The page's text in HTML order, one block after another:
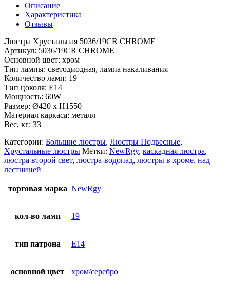
Описание
Характеристика
Отзывы
Люстра Хрустальная 5036/19CR CHROME
Артикул: 5036/19CR CHROME
Основной цвет: хром
Тип лампы: светодиодная, лампа накаливания
Количество ламп: 19
Тип цоколя: E14
Мощность: 60W
Размер: Ø420 x H1550
Материал каркаса: металл
Вес, кг: 33
Категории: Большие люстры, Люстры Подвесные,
Хрустальные люстры Метки: NewRgy, каскадная люстра,
люстра второй свет, люстра-водопад, люстры в хроме, над
лестницей
торговая марка NewRgy
кол-во ламп 19
тип патрона E14
основной цвет хром/серебро